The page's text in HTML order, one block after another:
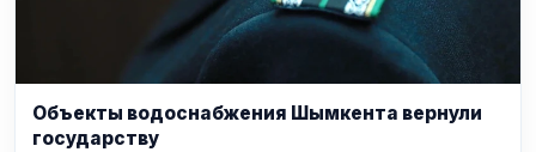
Объекты водоснабжения Шымкента вернули
государству